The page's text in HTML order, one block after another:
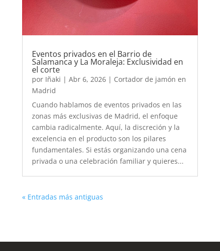
Eventos privados en el Barrio de
Salamanca y La Moraleja: Exclusividad en
el corte
por Iñaki | Abr 6, 2026| Cortador de jamón en
Madrid
Cuando hablamos de eventos privados en las
zonas más exclusivas de Madrid, el enfoque
cambia radicalmente. Aquí, la discreción y la
excelencia en el producto son los pilares
fundamentales. Si estás organizando una cena
privada o una celebración familiar y quieres...
« Entradas más antiguas